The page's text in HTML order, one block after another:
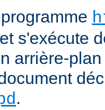
s'exécute
arrière-
.